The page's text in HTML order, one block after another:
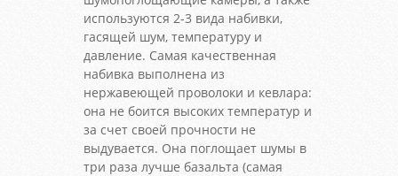
используются 2-3 вида набивки,
гасящей шум, температуру и
давление. Самая качественная
набивка выполнена из
нержавеющей проволоки и кевлара:
она не боится высоких температур и
за счет своей прочности не
выдувается. Она поглощает шумы в
три раза лучше базальта (самая